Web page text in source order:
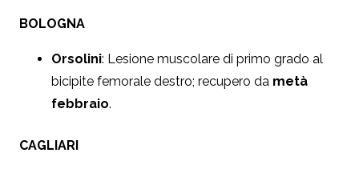
BOLOGNA
Orsolini: Lesione muscolare di primo grado al
bicipite femorale destro; recupero da metà
febbraio.
CAGLIARI